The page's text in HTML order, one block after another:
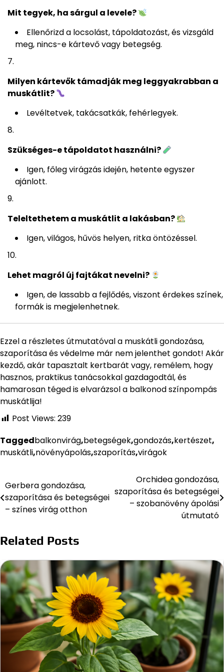
Mit tegyek, ha sárgul a levele?
Ellenőrizd a locsolást, tápoldatozást, és vizsgáld
meg, nincs-e kártevő vagy betegség.
Milyen kártevők támadják meg leggyakrabban a
muskátlit?
Levéltetvek, takácsatkák, fehérlegyek.
Szükséges-e tápoldatot használni?
Igen, főleg virágzás idején, hetente egyszer
ajánlott.
Teleltethetem a muskátlit a lakásban?
Igen, világos, hűvös helyen, ritka öntözéssel.
Lehet magról új fajtákat nevelni?
Igen, de lassabb a fejlődés, viszont érdekes színek,
formák is megjelenhetnek.
Ezzel a részletes útmutatóval a muskátli gondozása,
szaporítása és védelme már nem jelenthet gondot! Akár
kezdő, akár tapasztalt kertbarát vagy, remélem, hogy
hasznos, praktikus tanácsokkal gazdagodtál, és
hamarosan téged is elvarázsol a balkonod színpompás
muskátlija!
Post Views: 239
Taggedbalkonvirág,betegségek,gondozás,kertészet,
muskátli,növényápolás,szaporítás,virágok
Bejegyzés
navigáció
Gerbera gondozása,
szaporítása és betegségei
– színes virág otthon
Orchidea gondozása,
szaporítása és betegségei
– szobanövény ápolási
útmutató
Related Posts